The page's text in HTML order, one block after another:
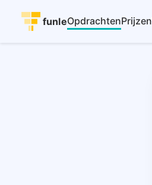
funleOpdrachtenPrijzen